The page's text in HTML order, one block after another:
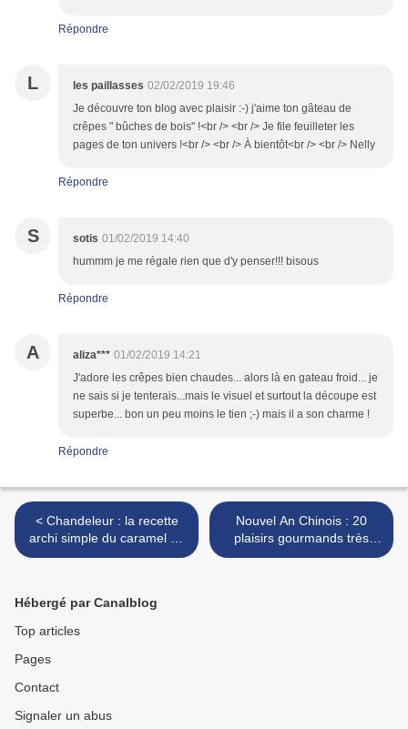
Répondre
L les paillasses 02/02/2019 19:46
Je découvre ton blog avec plaisir :-) j'aime ton gâteau de
crêpes " bûches de bois" !<br /> <br /> Je file feuilleter les
pages de ton univers !<br /> <br /> À bientôt<br /> <br /> Nelly
Répondre
S sotis 01/02/2019 14:40
hummm je me régale rien que d'y penser!!! bisous
Répondre
A aliza*** 01/02/2019 14:21
J'adore les crêpes bien chaudes... alors là en gateau froid... je
ne sais si je tenterais...mais le visuel et surtout la découpe est
superbe... bon un peu moins le tien ;-) mais il a son charme !
Répondre
< Chandeleur : la recette
archi simple du caramel au
beurre salé
Nouvel An Chinois : 20
plaisirs gourmands très
cochons >
Hébergé par Canalblog
Top articles
Pages
Contact
Signaler un abus